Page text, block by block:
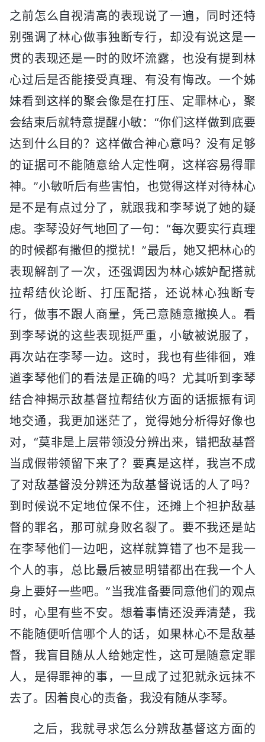
之前怎么自视清高的表现说了一遍，同时还特
别强调了林心做事独断专行，却没有说这是一
贯的表现还是一时的败坏流露，也没有提到林
心过后是否能接受真理、有没有悔改。一个姊
妹看到这样的聚会像是在打压、定罪林心，聚
会结束后就特意提醒小敏：“你们这样做到底要
达到什么目的？这样做合神心意吗？没有足够
的证据可不能随意给人定性啊，这样容易得罪
神。”小敏听后有些害怕，也觉得这样对待林心
是不是有点过分了，就跟我和李琴说了她的疑
虑。李琴没好气地回了一句：“每次要实行真理
的时候都有撒但的搅扰！”最后，她又把林心的
表现解剖了一次，还强调因为林心嫉妒配搭就
拉帮结伙论断、打压配搭，还说林心独断专
行，做事不跟人商量，凭己意随意撤换人。看
到李琴说的这些表现挺严重，小敏被说服了，
再次站在李琴一边。这时，我也有些徘徊，难
道李琴他们的看法是正确的吗？尤其听到李琴
结合神揭示敌基督拉帮结伙方面的话振振有词
地交通，我更加迷茫了，觉得她分析得好像也
对，“莫非是上层带领没分辨出来，错把敌基督
当成假带领留下来了？要真是这样，我岂不成
了对敌基督没分辨还为敌基督说话的人了吗？
到时候说不定地位保不住，还摊上个袒护敌基
督的罪名，那可就身败名裂了。要不我还是站
在李琴他们一边吧，这样就算错了也不是我一
个人的事，总比最后被显明错都出在我一个人
身上要好一些吧。”当我准备要同意他们的观点
时，心里有些不安。想着事情还没弄清楚，我
不能随便听信哪个人的话，如果林心不是敌基
督，我盲目随从人给她定性，这可是随意定罪
人，是得罪神的事，一旦成了过犯就永远抹不
去了。因着良心的责备，我没有随从李琴。
之后，我就寻求怎么分辨敌基督这方面的